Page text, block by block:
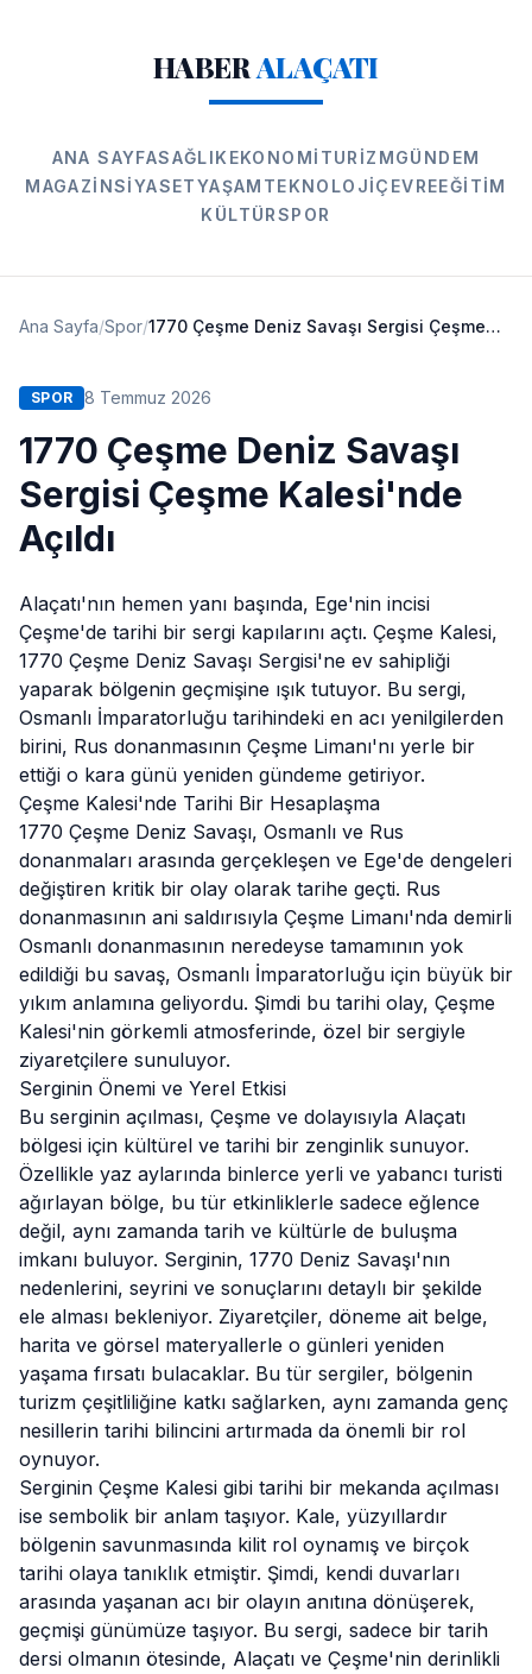
HABERALAÇATI
ANA SAYFASAĞLIK EKONOMI TURIZMGÜNDEM
MAGAZINSIYASETYAŞAM TEKNOLOJIÇEVREEĞITIM
KÜLTÜRSPOR
Ana Sayfa/Spor/ 1770 Çeşme Deniz Savaşı Sergisi Çeşme Kalesi'nde Açıldı
SPOR 8 Temmuz 2026
1770 Çeşme Deniz Savaşı
Sergisi Çeşme Kalesi'nde
Açıldı
Alaçatı'nın hemen yanı başında, Ege'nin incisi
Çeşme'de tarihi bir sergi kapılarını açtı. Çeşme Kalesi,
1770 Çeşme Deniz Savaşı Sergisi'ne ev sahipliği
yaparak bölgenin geçmişine ışık tutuyor. Bu sergi,
Osmanlı İmparatorluğu tarihindeki en acı yenilgilerden
birini, Rus donanmasının Çeşme Limanı'nı yerle bir
ettiği o kara günü yeniden gündeme getiriyor.
Çeşme Kalesi'nde Tarihi Bir Hesaplaşma
1770 Çeşme Deniz Savaşı, Osmanlı ve Rus
donanmaları arasında gerçekleşen ve Ege'de dengeleri
değiştiren kritik bir olay olarak tarihe geçti. Rus
donanmasının ani saldırısıyla Çeşme Limanı'nda demirli
Osmanlı donanmasının neredeyse tamamının yok
edildiği bu savaş, Osmanlı İmparatorluğu için büyük bir
yıkım anlamına geliyordu. Şimdi bu tarihi olay, Çeşme
Kalesi'nin görkemli atmosferinde, özel bir sergiyle
ziyaretçilere sunuluyor.
Serginin Önemi ve Yerel Etkisi
Bu serginin açılması, Çeşme ve dolayısıyla Alaçatı
bölgesi için kültürel ve tarihi bir zenginlik sunuyor.
Özellikle yaz aylarında binlerce yerli ve yabancı turisti
ağırlayan bölge, bu tür etkinliklerle sadece eğlence
değil, aynı zamanda tarih ve kültürle de buluşma
imkanı buluyor. Serginin, 1770 Deniz Savaşı'nın
nedenlerini, seyrini ve sonuçlarını detaylı bir şekilde
ele alması bekleniyor. Ziyaretçiler, döneme ait belge,
harita ve görsel materyallerle o günleri yeniden
yaşama fırsatı bulacaklar. Bu tür sergiler, bölgenin
turizm çeşitliliğine katkı sağlarken, aynı zamanda genç
nesillerin tarihi bilincini artırmada da önemli bir rol
oynuyor.
Serginin Çeşme Kalesi gibi tarihi bir mekanda açılması
ise sembolik bir anlam taşıyor. Kale, yüzyıllardır
bölgenin savunmasında kilit rol oynamış ve birçok
tarihi olaya tanıklık etmiştir. Şimdi, kendi duvarları
arasında yaşanan acı bir olayın anıtına dönüşerek,
geçmişi günümüze taşıyor. Bu sergi, sadece bir tarih
dersi olmanın ötesinde, Alaçatı ve Çeşme'nin derinlikli